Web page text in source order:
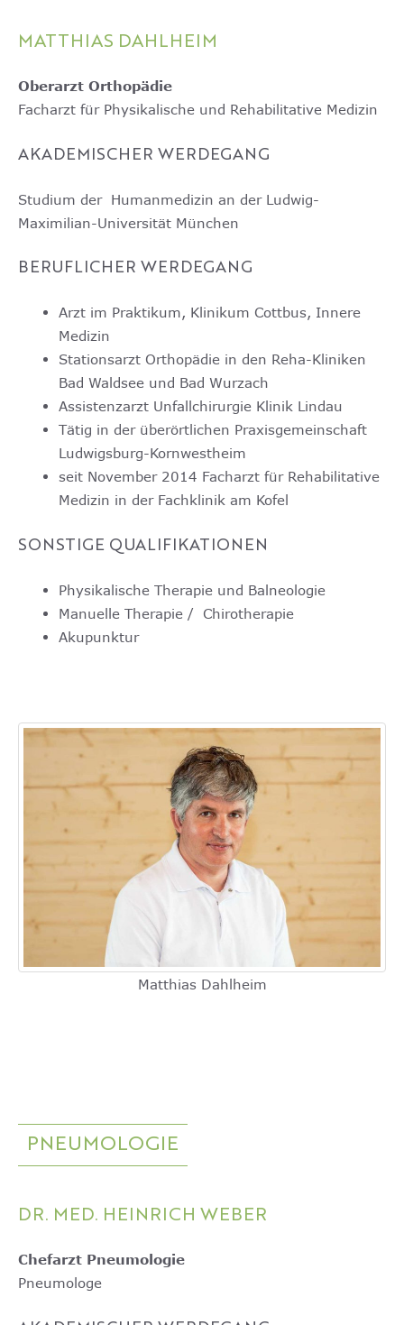
MATTHIAS DAHLHEIM
Oberarzt Orthopädie
Facharzt für Physikalische und Rehabilitative Medizin
AKADEMISCHER WERDEGANG
Studium der Humanmedizin an der Ludwig-
Maximilian-Universität München
BERUFLICHER WERDEGANG
Arzt im Praktikum, Klinikum Cottbus, Innere
Medizin
Stationsarzt Orthopädie in den Reha-Kliniken
Bad Waldsee und Bad Wurzach
Assistenzarzt Unfallchirurgie Klinik Lindau
Tätig in der überörtlichen Praxisgemeinschaft
Ludwigsburg-Kornwestheim
seit November 2014 Facharzt für Rehabilitative
Medizin in der Fachklinik am Kofel
SONSTIGE QUALIFIKATIONEN
Physikalische Therapie und Balneologie
Manuelle Therapie / Chirotherapie
Akupunktur
Matthias Dahlheim
PNEUMOLOGIE
DR. MED. HEINRICH WEBER
Chefarzt Pneumologie
Pneumologe